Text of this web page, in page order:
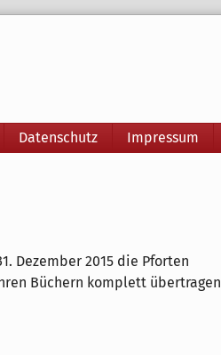
Datenschutz Impressum
Dezember 2015 die Pforten
Büchern komplett übertragen